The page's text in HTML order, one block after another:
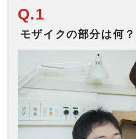
Q.1
モザイクの部分は何？